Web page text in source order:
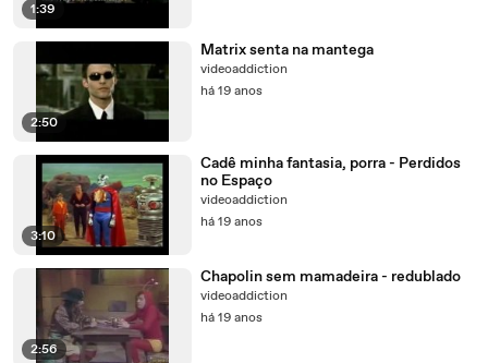
1:39
2:50
Matrix senta na mantega
videoaddiction
há 19 anos
3:10
Cadê minha fantasia, porra - Perdidos
no Espaço
videoaddiction
há 19 anos
2:56
Chapolin sem mamadeira - redublado
videoaddiction
há 19 anos